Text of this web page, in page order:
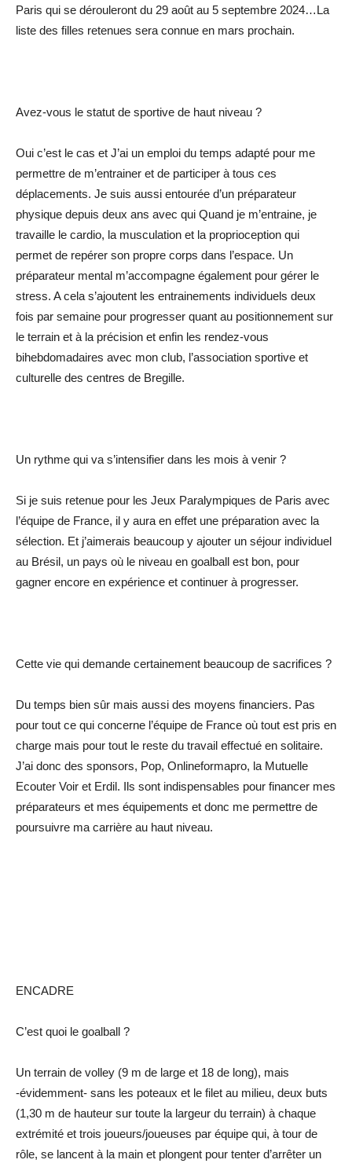
Paris qui se dérouleront du 29 août au 5 septembre 2024…La
liste des filles retenues sera connue en mars prochain.
Avez-vous le statut de sportive de haut niveau ?
Oui c’est le cas et J’ai un emploi du temps adapté pour me
permettre de m’entrainer et de participer à tous ces
déplacements. Je suis aussi entourée d’un préparateur
physique depuis deux ans avec qui Quand je m’entraine, je
travaille le cardio, la musculation et la proprioception qui
permet de repérer son propre corps dans l’espace. Un
préparateur mental m’accompagne également pour gérer le
stress. A cela s’ajoutent les entrainements individuels deux
fois par semaine pour progresser quant au positionnement sur
le terrain et à la précision et enfin les rendez-vous
bihebdomadaires avec mon club, l’association sportive et
culturelle des centres de Bregille.
Un rythme qui va s’intensifier dans les mois à venir ?
Si je suis retenue pour les Jeux Paralympiques de Paris avec
l’équipe de France, il y aura en effet une préparation avec la
sélection. Et j’aimerais beaucoup y ajouter un séjour individuel
au Brésil, un pays où le niveau en goalball est bon, pour
gagner encore en expérience et continuer à progresser.
Cette vie qui demande certainement beaucoup de sacrifices ?
Du temps bien sûr mais aussi des moyens financiers. Pas
pour tout ce qui concerne l’équipe de France où tout est pris en
charge mais pour tout le reste du travail effectué en solitaire.
J’ai donc des sponsors, Pop, Onlineformapro, la Mutuelle
Ecouter Voir et Erdil. Ils sont indispensables pour financer mes
préparateurs et mes équipements et donc me permettre de
poursuivre ma carrière au haut niveau.
ENCADRE
C’est quoi le goalball ?
Un terrain de volley (9 m de large et 18 de long), mais
-évidemment- sans les poteaux et le filet au milieu, deux buts
(1,30 m de hauteur sur toute la largeur du terrain) à chaque
extrémité et trois joueurs/joueuses par équipe qui, à tour de
rôle, se lancent à la main et plongent pour tenter d’arrêter un